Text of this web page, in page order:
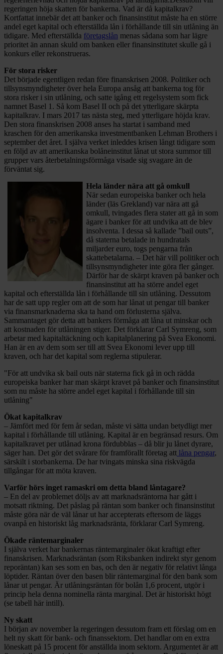
regeringen höja skatten för bankerna. Vad är då kapitalkrav?
Kortfattat innebär det att banker och finansinstitut måste ha en större
andel eget kapital och efterställda lån i förhållande till sin utlåning än
tidigare. Med efterställda företagslån menas sådana som har lägre
prioritet än annan skuld om banken eller finansinstitutet skulle gå i
konkurs eller rekonstrueras.
För stora risker
Det började egentligen redan före finanskrisen 2008. Politiker och
tillsynsmyndigheter över hela Europa ansåg att bankerna tog för
stora risker i sin utlåning, och satte igång ett regelsystem som fick
namnet Basel 1. Så kom Basel II och på det ytterligare skärpta
kapitalkrav. I mars 2017 tas nästa steg, med ytterligare höjda krav.
Den stora finanskrisen 2008 anses ha startat i samband med
kraschen för den amerikanska investmentbanken Lehman Brothers i
september det året. I själva verket inleddes krisen långt tidigare som
en följd av att amerikanska bolåneinstitut lånat ut stora summor till
grupper vars återbetalningsförmåga visade sig svagare än de
förväntat sig.
Hela länder nära att gå omkull
När sedan europeiska banker och hela
länder (läs Grekland) var nära att gå
omkull, tvingades flera stater att gå in som
ägare i banker för att undvika att de blev
insolventa. I dessa så kallade ”bail outs”,
då staterna betalade in hundratals
miljarder euro, togs pengarna från
skattebetalarna. – Det här vill politiker och
tillsyns­myndigheter inte göra fler gånger.
Därför har de skärpt kraven på banker och
finansinstitut att ha större andel eget
kapital och efterställda lån i förhållande till sin utlåning. Dessutom
har de satt upp regler om att de som har lånat ut pengar till banker
via finansmarknaderna ska ta hand om förlusterna själva.
Sammantaget gör detta att bankers förmåga att låna ut minskar och
att kostnaden för utlåningen stiger. Det förklarar Carl Symreng, som
arbetar med kapitaltäckning och kapitalplanering på Svea Ekonomi.
Han är en av dem som ser till att Svea Ekonomi lever upp till
kraven, och har det kapital som reglerna stipulerar.
"För att undvika sk bail outs när staterna fick gå in och rädda
europeiska banker har man skärpt kravet på banker och finansinstitut
som nu måste ha större andel eget kapital i förhållande till sin
utlåning"
Ökat kapitalkrav
– Jämfört med för fem år sedan, måste vi sätta undan betydligt mer
kapital i förhållande till utlåning. Kapital är en begränsad resurs. Om
kapitalkravet per utlånad krona fördubblas – då blir ju lånet dyrare,
säger han. Det gör det svårare för framförallt företag att låna pengar,
särskilt i storbankerna. De har tvingats minska sina riskvägda
tillgångar för att möta kraven.
Varför hörs inget ramaskri om detta bland låntagare?
– En del av problemet döljs av att marknadsräntorna har gått i
motsatt riktning. Det påslag på räntan som banker och finansinstitut
måste göra när de väl lånar ut har accepterats eftersom de läggs
ovanpå en historiskt låg marknadsränta, förklarar Carl Symreng.
Ökade räntemarginaler
I själva verket har bankernas räntemarginaler ökat kraftigt efter
finanskrisen. Marknadsräntan (som Riksbanken indirekt styr genom
reporäntan) kan ses som en bas, och den är negativ för relativt långa
löptider. Räntan över den basen blir räntemarginal för den bank som
lånar ut pengar. Är utlåningsräntan för bolån 1,6 procent, utgör i
princip hela denna nominella ränta marginal. Det är historiskt högt
(se tabell här intill).
Ny skatt
I början av november la regeringen dessutom fram ett förslag om en
helt ny skatt för bank- och finanssektorn. Det handlar om en extra
löneskatt på 15 procent för anställda inom sektorn. Argumentet är att